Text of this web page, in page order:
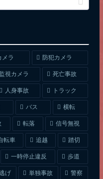
メラ 防犯カメラ
監視カメラ 死亡事故
人身事故 トラック
バス 横転
転落 信号無視
転車 追越 踏切
一時停止違反 歩道
げ 単独事故 警察